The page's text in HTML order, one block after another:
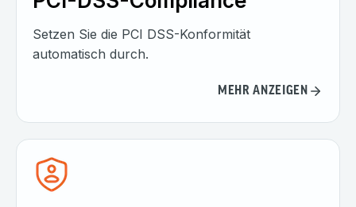
Setzen Sie die PCI DSS-Konformität
automatisch durch.
MEHR ANZEIGEN